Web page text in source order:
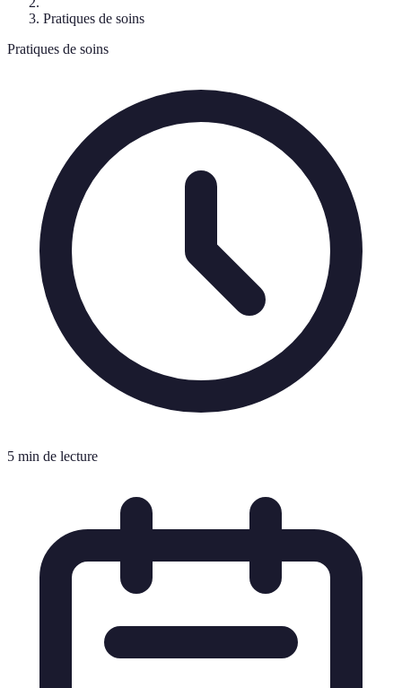
Pratiques de soins
Pratiques de soins
5 min de lecture